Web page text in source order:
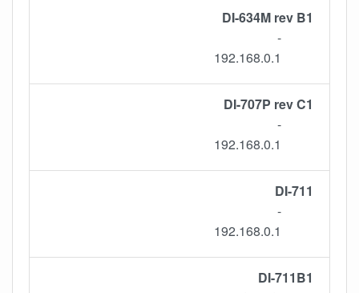
DI-634M rev B1
-
192.168.0.1
DI-707P rev C1
-
192.168.0.1
DI-711
-
192.168.0.1
DI-711B1